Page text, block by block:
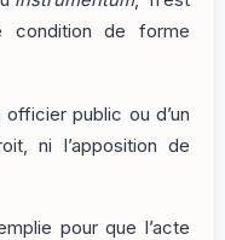
condition de forme
officier public ou d’un
ni l’apposition de
pour que l’acte